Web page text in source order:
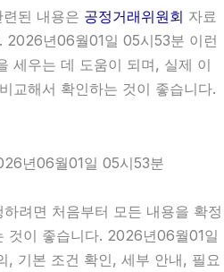
된 내용은 공정거래위원회 자료
2026년06월01일 05시53분 이런
세우는 데 도움이 되며, 실제 이
교해서 확인하는 것이 좋습니다.
년06월01일 05시53분
려면 처음부터 모든 내용을 확정
것이 좋습니다. 2026년06월01일
, 기본 조건 확인, 세부 안내, 필요